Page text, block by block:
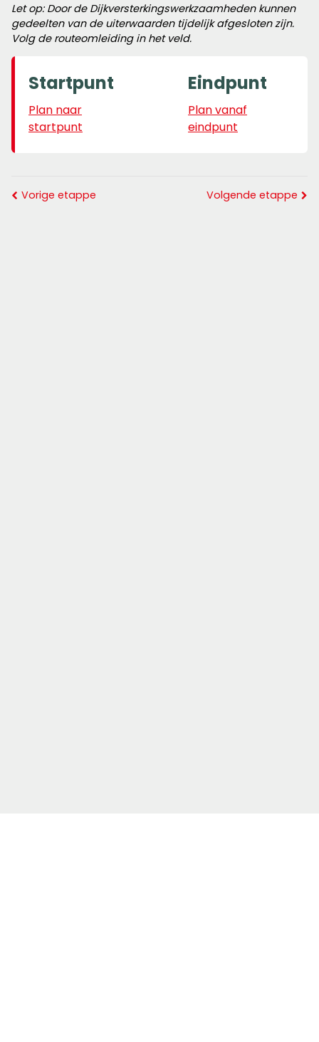
Let op: Door de Dijkversterkingswerkzaamheden kunnen
gedeelten van de uiterwaarden tijdelijk afgesloten zijn.
Volg de routeomleiding in het veld.
Startpunt
Plan naar
startpunt
Eindpunt
Plan vanaf
eindpunt
Vorige etappe Volgende etappe